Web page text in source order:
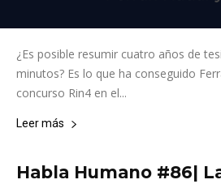
¿Es posible resumir cuatro años de
minutos? Es lo que ha conseguido
concurso Rin4 en el...
Leer más
Habla Humano #86|